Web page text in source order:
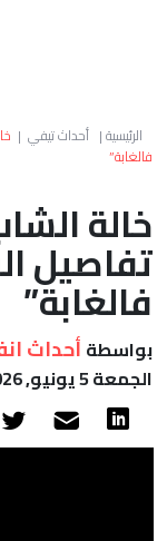
الرئيسية| أحداث تيفي |
فالغابة”
خالة
تفاصيل
فالغابة”
بواسطة أحداث
الجمعة 5 يونيو, 2026 - 17:13